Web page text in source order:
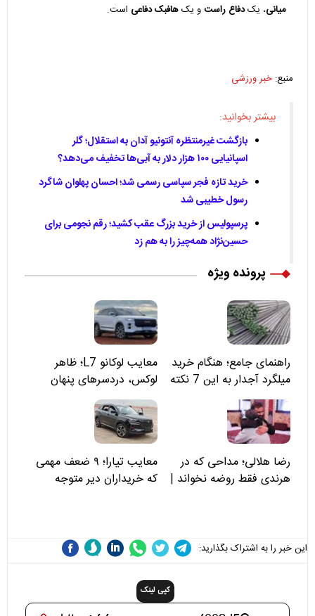
میانی، یکدفاع راستو یکهافبک دفاعی است.
منبع: خبر ورزشی
بیشتر بخوانید:
بازگشت غیرمنتظره آنتونیو آدان به استقلال؛ گلر
اسپانیایی ۱۰۰ هزار دلار به آبی‌ها تخفیف می‌دهد؟
خرید تازه فجر سپاسی رسمی شد؛ احسان پهلوان شاگرد
رسول خطیبی شد
پرسپولیس از خرید بزرگ عقب کشید؛ رقم نجومی برای
حسین‌نژاد همه‌چیز را به هم زد
پرونده ویژه
راهنمای جامع؛ هنگام خرید
میلگرد آجدار به این 7 نکته
توجه کنید
معایب لوکانو L7؛ ظاهر
لوکس، دردسرهای پنهان
رضا هلالی؛ مداحی که در
هرندی فقط روضه نخواند |
معایب تیارا؛ ۹ ضعف مهمی
که خریداران دیر متوجه
این خبر را به اشتراک بگذارید:
کپی لینک